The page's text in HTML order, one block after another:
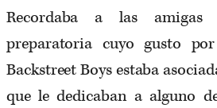
Recordaba a las
preparatoria cuyo gusto
Backstreet Boys estaba
que le dedicaban a alguno